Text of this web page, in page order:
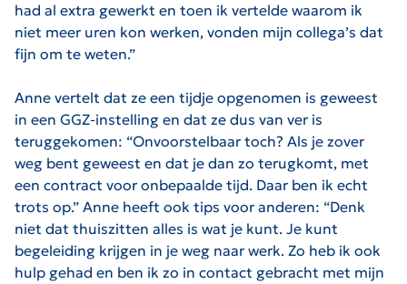
had al extra gewerkt en toen ik vertelde waarom ik
niet meer uren kon werken, vonden mijn collega’s dat
fijn om te weten.”
Anne vertelt dat ze een tijdje opgenomen is geweest
in een GGZ-instelling en dat ze dus van ver is
teruggekomen: “Onvoorstelbaar toch? Als je zover
weg bent geweest en dat je dan zo terugkomt, met
een contract voor onbepaalde tijd. Daar ben ik echt
trots op.” Anne heeft ook tips voor anderen: “Denk
niet dat thuiszitten alles is wat je kunt. Je kunt
begeleiding krijgen in je weg naar werk. Zo heb ik ook
hulp gehad en ben ik zo in contact gebracht met mijn